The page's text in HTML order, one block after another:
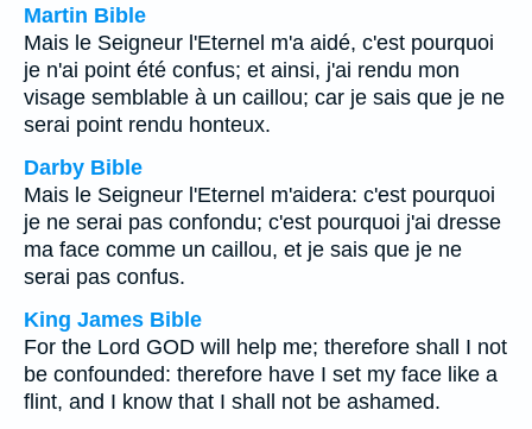
Martin Bible
Mais le Seigneur l'Eternel m'a aidé, c'est pourquoi
je n'ai point été confus; et ainsi, j'ai rendu mon
visage semblable à un caillou; car je sais que je ne
serai point rendu honteux.
Darby Bible
Mais le Seigneur l'Eternel m'aidera: c'est pourquoi
je ne serai pas confondu; c'est pourquoi j'ai dresse
ma face comme un caillou, et je sais que je ne
serai pas confus.
King James Bible
For the Lord GOD will help me; therefore shall I not
be confounded: therefore have I set my face like a
flint, and I know that I shall not be ashamed.